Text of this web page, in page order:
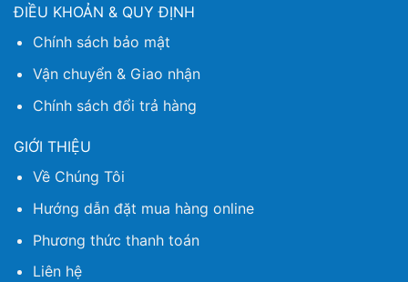
ĐIỀU KHOẢN & QUY ĐỊNH
Chính sách bảo mật
Vận chuyển & Giao nhận
Chính sách đổi trả hàng
GIỚI THIỆU
Về Chúng Tôi
Hướng dẫn đặt mua hàng online
Phương thức thanh toán
Liên hệ